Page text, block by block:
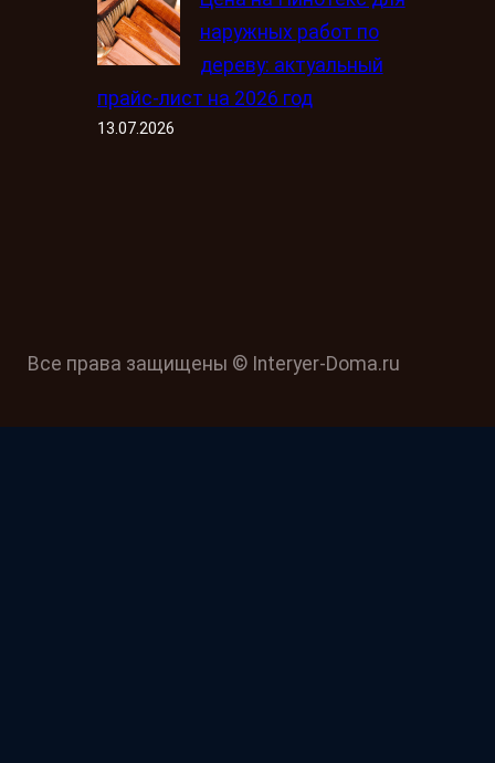
наружных работ по
дереву: актуальный
прайс-лист на 2026 год
13.07.2026
Все права защищены © Interyer-Doma.ru